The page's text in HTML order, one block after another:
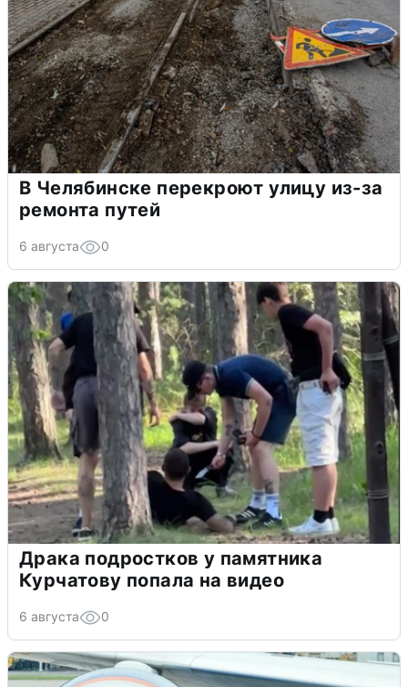
В Челябинске перекроют улицу из-за
ремонта путей
6 августа 0
Драка подростков у памятника
Курчатову попала на видео
6 августа 0